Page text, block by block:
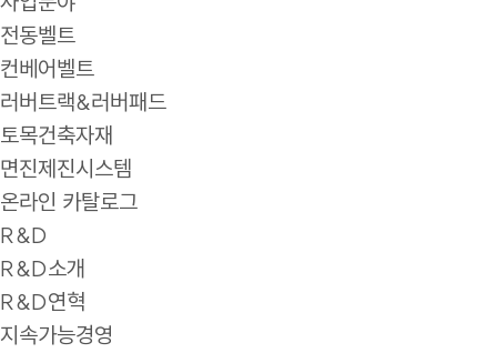
전동벨트
컨베어벨트
러버트랙&러버패드
토목건축자재
면진제진시스템
온라인 카탈로그
R&D
R&D소개
R&D연혁
지속가능경영